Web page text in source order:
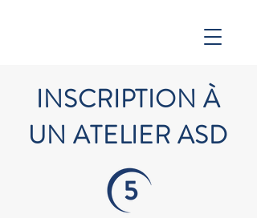
INSCRIPTION À
UN ATELIER ASD